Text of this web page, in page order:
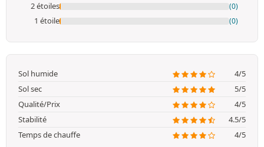
2 étoiles (0)
1 étoile (0)
Sol humide
4/5
Sol sec
5/5
Qualité/Prix
4/5
Stabilité
4.5/5
Temps de chauffe
4/5